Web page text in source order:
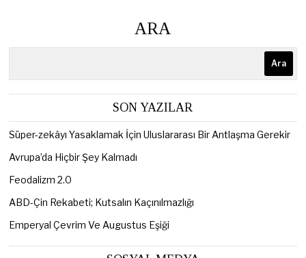
ARA
Ara
SON YAZILAR
Süper-zekâyı Yasaklamak İçin Uluslararası Bir Antlaşma Gerekir
Avrupa’da Hiçbir Şey Kalmadı
Feodalizm 2.0
ABD-Çin Rekabeti; Kutsalın Kaçınılmazlığı
Emperyal Çevrim Ve Augustus Eşiği